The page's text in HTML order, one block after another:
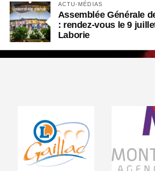
ACTU-MÉDIAS
Assemblée Générale
: rendez-vous le 9
Laborie